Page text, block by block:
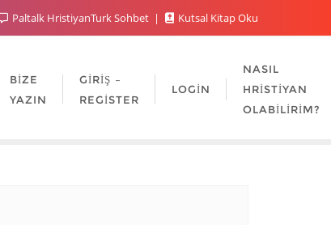
Paltalk HristiyanTurk Sohbet Kutsal Kitap Oku
BIZE
YAZIN
GIRIŞ –
REGISTER
LOGIN
NASIL
HRISTIYAN
OLABILIRIM?